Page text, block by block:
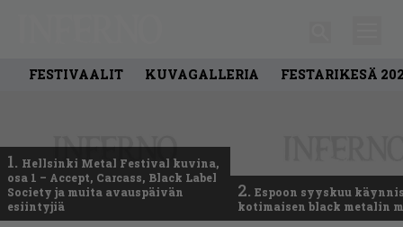
FESTIVAALIT KUVAGALLERIA FESTARIKESÄ
1. Hellsinki Metal Festival kuvina,
osa 1 – Accept, Carcass, Black Label
Society ja muita avauspäivän
esiintyjiä
2. Espoon syyskuu
kotimaisen black metalin